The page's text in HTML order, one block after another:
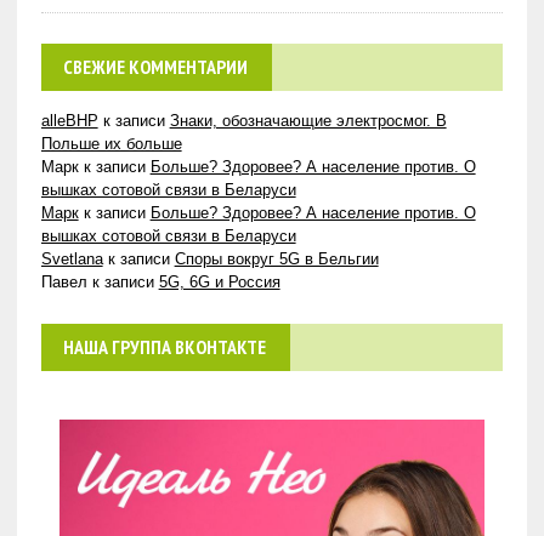
СВЕЖИЕ КОММЕНТАРИИ
alleBHP к записи Знаки, обозначающие электросмог. В
Польше их больше
Маркк записи Больше? Здоровее? А население против. О
вышках сотовой связи в Беларуси
Маркк записи Больше? Здоровее? А население против. О
вышках сотовой связи в Беларуси
Svetlanaк записи Споры вокруг 5G в Бельгии
Павел к записи 5G, 6G и Россия
НАША ГРУППА ВКОНТАКТЕ